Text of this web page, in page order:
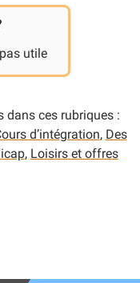
utile
dans ces rubriques :
d’intégration, Des
, Loisirs et offres